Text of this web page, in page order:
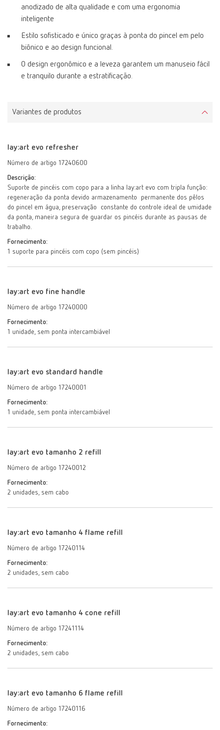
anodizado de alta qualidade e com uma ergonomia
inteligente
Estilo sofisticado e único graças à ponta do pincel em pelo
biônico e ao design funcional.
O design ergonômico e a leveza garantem um manuseio fácil
e tranquilo durante a estratificação.
Variantes de produtos
lay:art evo refresher
Número de artigo 17240600
Descrição:
Suporte de pincéis com copo para a linha lay:art evo com tripla função:
regeneração da ponta devido armazenamento permanente dos pêlos
do pincel em água, preservação constante do controle ideal de umidade
da ponta, maneira segura de guardar os pincéis durante as pausas de
trabalho.
Fornecimento:
1 suporte para pincéis com copo (sem pincéis)
lay:art evo fine handle
Número de artigo 17240000
Fornecimento:
1 unidade, sem ponta intercambiável
lay:art evo standard handle
Número de artigo 17240001
Fornecimento:
1 unidade, sem ponta intercambiável
lay:art evo tamanho 2 refill
Número de artigo 17240012
Fornecimento:
2 unidades, sem cabo
lay:art evo tamanho 4 flame refill
Número de artigo 17240114
Fornecimento:
2 unidades, sem cabo
lay:art evo tamanho 4 cone refill
Número de artigo 17241114
Fornecimento:
2 unidades, sem cabo
lay:art evo tamanho 6 flame refill
Número de artigo 17240116
Fornecimento: